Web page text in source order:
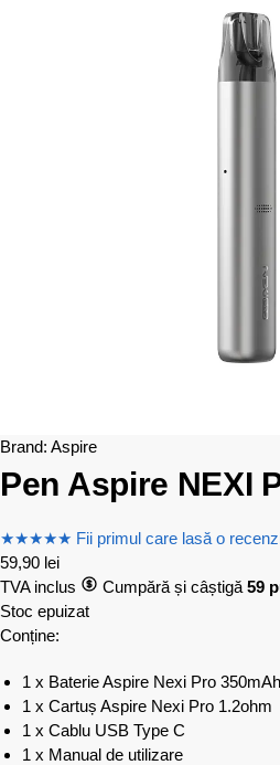
Brand: Aspire
Pen Aspire NEXI
★★★★★ Fii primul care lasă o
59,90 lei
TVA inclus
Cumpără și câștigă 59
Stoc epuizat
Conține:
1 x Baterie Aspire Nexi Pro
1 x Cartuș Aspire Nexi Pro 1.2ohm
1 x Cablu USB Type C
1 x Manual de utilizare